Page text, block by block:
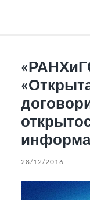
28/12/2016